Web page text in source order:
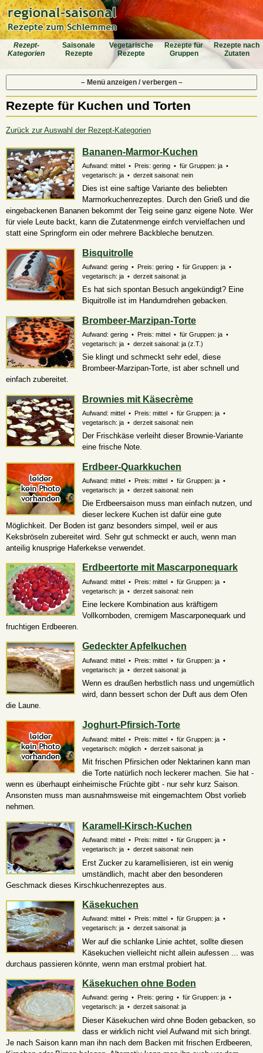
Rezept-
Katego­rien
Saiso­nale
Rezepte
Vegeta­rische
Rezepte
Rezepte für
Gruppen
Rezepte nach
Zutaten
– Menü anzeigen / verbergen –
Rezepte für Kuchen und Torten
Zurück zur Auswahl der Rezept-Kategorien
Bananen-Marmor-Kuchen
Aufwand: mittel • Preis: gering • für Gruppen: ja •
vegetarisch: ja • derzeit saisonal: nein
Dies ist eine saftige Variante des beliebten
Marmorkuchenrezeptes. Durch den Grieß und die
eingebackenen Bananen bekommt der Teig seine ganz eigene Note. Wer
für viele Leute backt, kann die Zutatenmenge einfch vervielfachen und
statt eine Springform ein oder mehrere Backbleche benutzen.
Bisquitrolle
Aufwand: gering • Preis: gering • für Gruppen: ja •
vegetarisch: ja • derzeit saisonal: ja
Es hat sich spontan Besuch angekündigt? Eine
Biquitrolle ist im Handumdrehen gebacken.
Brombeer-Marzipan-Torte
Aufwand: gering • Preis: mittel • für Gruppen: ja •
vegetarisch: ja • derzeit saisonal: ja (z.T.)
Sie klingt und schmeckt sehr edel, diese
Brombeer-Marzipan-Torte, ist aber schnell und
einfach zubereitet.
Brownies mit Käsecrème
Aufwand: mittel • Preis: mittel • für Gruppen: ja •
vegetarisch: ja • derzeit saisonal: nein
Der Frischkäse verleiht dieser Brownie-Variante
eine frische Note.
Erdbeer-Quarkkuchen
Aufwand: mittel • Preis: mittel • für Gruppen: ja •
vegetarisch: ja • derzeit saisonal: nein
Die Erdbeersaison muss man einfach nutzen, und
dieser leckere Kuchen ist dafür eine gute
Möglichkeit. Der Boden ist ganz besonders simpel, weil er aus
Keksbröseln zubereitet wird. Sehr gut schmeckt er auch, wenn man
anteilig knusprige Haferkekse verwendet.
Erdbeertorte mit Mascarponequark
Aufwand: mittel • Preis: mittel • für Gruppen: ja •
vegetarisch: ja • derzeit saisonal: nein
Eine leckere Kombination aus kräftigem
Vollkornboden, cremigem Mascarponequark und
fruchtigen Erdbeeren.
Gedeckter Apfelkuchen
Aufwand: mittel • Preis: mittel • für Gruppen: ja •
vegetarisch: ja • derzeit saisonal: ja
Wenn es draußen herbstlich nass und ungemütlich
wird, dann bessert schon der Duft aus dem Ofen
die Laune.
Joghurt-Pfirsich-Torte
Aufwand: mittel • Preis: mittel • für Gruppen: ja •
vegetarisch: möglich • derzeit saisonal: ja
Mit frischen Pfirsichen oder Nektarinen kann man
die Torte natürlich noch leckerer machen. Sie hat -
wenn es überhaupt einheimische Früchte gibt - nur sehr kurz Saison.
Ansonsten muss man ausnahmsweise mit eingemachtem Obst vorlieb
nehmen.
Karamell-Kirsch-Kuchen
Aufwand: mittel • Preis: mittel • für Gruppen: ja •
vegetarisch: ja • derzeit saisonal: nein
Erst Zucker zu karamellisieren, ist ein wenig
umständlich, macht aber den besonderen
Geschmack dieses Kirschkuchenrezeptes aus.
Käsekuchen
Aufwand: mittel • Preis: mittel • für Gruppen: ja •
vegetarisch: ja • derzeit saisonal: ja
Wer auf die schlanke Linie achtet, sollte diesen
Käsekuchen vielleicht nicht allein aufessen ... was
durchaus passieren könnte, wenn man erstmal probiert hat.
Käsekuchen ohne Boden
Aufwand: gering • Preis: gering • für Gruppen: ja •
vegetarisch: ja • derzeit saisonal: ja
Dieser Käsekuchen wird ohne Boden gebacken, so
dass er wirklich nicht viel Aufwand mit sich bringt.
Je nach Saison kann man ihn nach dem Backen mit frischen Erdbeeren,